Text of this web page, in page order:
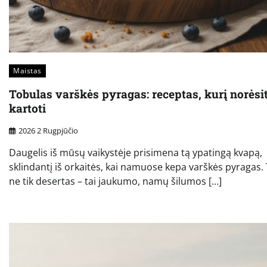
Maistas
Tobulas varškės pyragas: receptas, kurį
kartoti
2026 2 Rugpjūčio
Daugelis iš mūsų vaikystėje prisimena tą ypatingą kvapą,
sklindantį iš orkaitės, kai namuose kepa varškės pyragas.
ne tik desertas – tai jaukumo, namų šilumos […]